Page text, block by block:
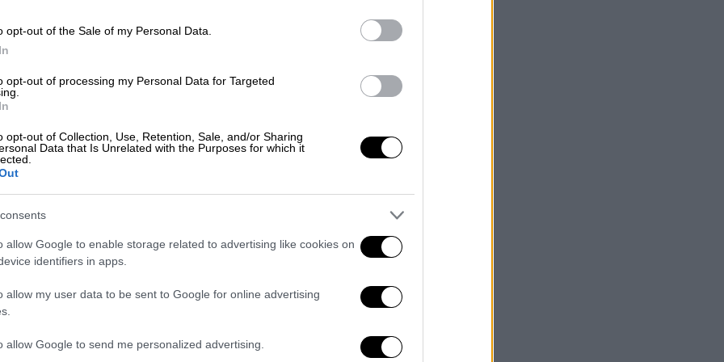
opt-out of the Sale of my Personal Data.
opt-out of processing my Personal Data for Targeted
opt-out of Collection, Use, Retention, Sale, and/or Sharing
Data that Is Unrelated with the Purposes for which it
allow Google to enable storage related to advertising like cookies on
identifiers in apps.
allow my user data to be sent to Google for online advertising
allow Google to send me personalized advertising.
το ΕΘΝΟΣ στη Google
Προξενείου της Ελλάδαςστη
την είσοδο του κτιρίου, όπου είναι η
της Ελλάδος στη Νέα Υόρκη», στα
με
Street στο Μανχάταν της Νέας Υόρκης,
δεν υπάρχει ανάληψη ευθύνης για το